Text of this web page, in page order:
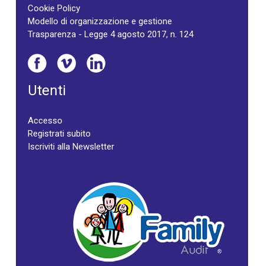
Cookie Policy
Modello di organizzazione e gestione
Trasparenza - Legge 4 agosto 2017, n. 124
Utenti
Accesso
Registrati subito
Iscriviti alla Newsletter